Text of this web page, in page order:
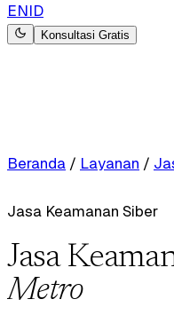
ENID
Konsultasi Gratis
Beranda / Layanan /
Jasa Keamanan Siber
Jasa
Metro